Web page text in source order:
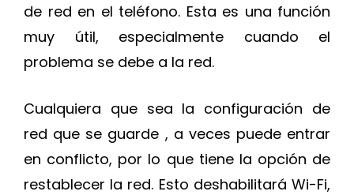
de red en el teléfono. Esta es una función
muy útil, especialmente cuando el
problema se debe a la red.
Cualquiera que sea la configuración de
red que se guarde , a veces puede entrar
en conflicto, por lo que tiene la opción de
restablecer la red. Esto deshabilitará Wi-Fi,